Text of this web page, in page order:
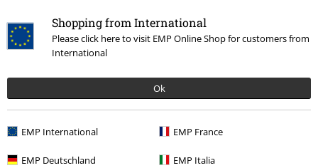
Shopping from International
Please click here to visit EMP Online Shop for customers from
International
Ok
EMP International EMP France
EMP Deutschland EMP Italia
Kommentar jetzt abschicken!
Frank S.
Geschrieben am: Donnerstag, 20.02.2025
Körpergröße in Meter: 1.70
Schön designte Jacke mit reichlich Taschen und coolem Look. Wie so